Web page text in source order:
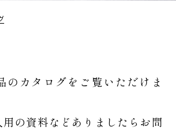
のカタログをご覧いただけま
の資料などありましたら お問